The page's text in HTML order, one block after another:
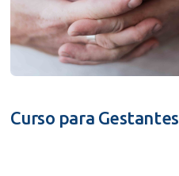
Curso para Gestantes